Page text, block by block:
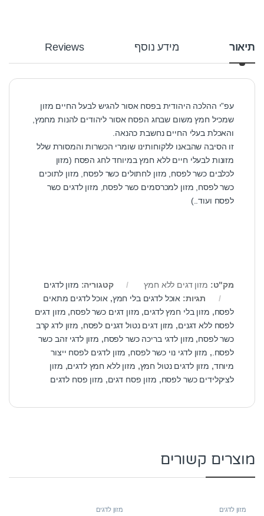
תיאור מידע נוסף Reviews
עפ”י ההלכה היהודית בפסח אסור להגיש לבעל החיים מזון
שמכיל חמץ משום שבחג הפסח אסור ליהודים להנות מחמץ,
והאכלת בעלי החיים נחשבת כהנאה.
זו הסיבה שהבאנו ללקוחותינו שומרי הכשרות והמסורת שלל
מזונות לבעלי חיים ללא חמץ במיוחד לחג הפסח (מזון
לכלבים כשר לפסח, מזון לחתולים כשר לפסח, מזון לתוכים
כשר לפסח, מזון למכרסמים כשר לפסח, מזון לדגים כשר
לפסח ועוד..)
מק"ט: מזון דגים ללא חמץ קטגוריה: מזון לדגים
תגיות: אוכל לדגים בלי חמץ,אוכל לדגים מתאים
לפסח, מזון בלי חמץ לדגים, מזון דגים כשר לפסח, מזון דגים
לפסח ללא דגנים, מזון דגים נטול דגנים לפסח, מזון לדג קרב
כשר לפסח, מזון לדגי בריכה כשר לפסח, מזון לדגי זהב כשר
לפסח., מזון לדגי נוי כשר לפסח, מזון לדגים לפסח ייצור
מיוחד, מזון לדגים נטול חמץ, מזון ללא חמץ לדגים, מזון
לציקלידים כשר לפסח, מזון פסח דגים, מזון פסח לדגים
מוצרים קשורים
מזון לדגים מזון לדגים